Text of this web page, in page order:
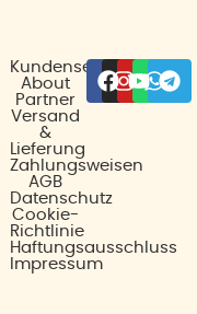
Kundenservice
About
Partner
Versand
&
Lieferung
Zahlungsweisen
AGB
Datenschutz
Cookie-
Richtlinie
Haftungsausschluss
Impressum